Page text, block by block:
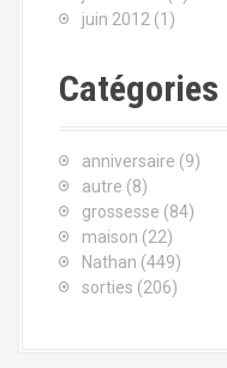
juin 2012 (1)
Catégories
anniversaire (9)
autre (8)
grossesse (84)
maison (22)
Nathan (449)
sorties (206)